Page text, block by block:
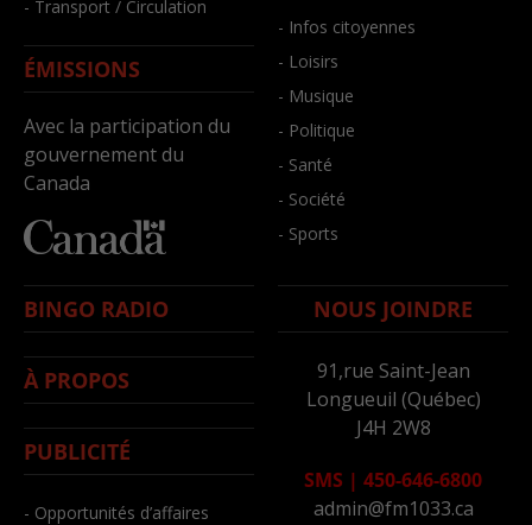
- Transport / Circulation
ÉMISSIONS
Avec la participation du
gouvernement du
Canada
- Infos citoyennes
- Loisirs
- Musique
- Politique
- Santé
- Société
- Sports
BINGO RADIO
À PROPOS
PUBLICITÉ
- Opportunités d’affaires
NOUS JOINDRE
91,rue Saint-Jean
Longueuil (Québec)
J4H 2W8
SMS | 450-646-6800
admin@fm1033.ca